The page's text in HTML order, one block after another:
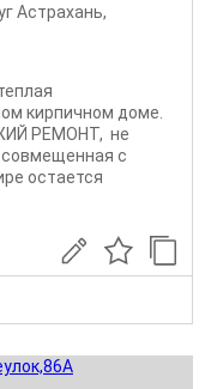
Астрахань,
кирпичном доме.
РЕМОНТ, не
с
остается